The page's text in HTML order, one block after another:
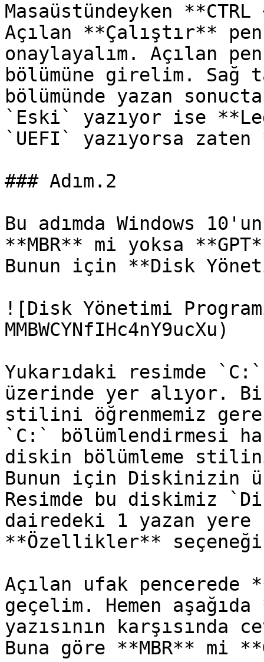
Masaüstündeyken
Açılan **Çalıştır**
onaylayalım. Açılan
bölümüne girelim. Sağ
bölümünde yazan
`Eski` yazıyor ise
`UEFI` yazıyorsa
### Adım.2
Bu adımda Windows
**MBR** mi yoksa
Bunun için **Disk
![Disk Yönetimi
MMBWCYNfIHc4nY9ucXu)
Yukarıdaki resimde
üzerinde yer alıyor.
stilini öğrenmemiz
`C:` bölümlendirmesi
diskin bölümleme
Bunun için Diskinizin
Resimde bu diskimiz
dairedeki 1 yazan yere
**Özellikler**
Açılan ufak pencerede
geçelim. Hemen
yazısının karşısında
Buna göre **MBR** mi